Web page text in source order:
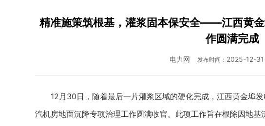
精准施策筑根基，灌浆固本保安全——江西黄
作圆满完成
电力网 发布时间： 2025-12-
12月30日，随着最后一片灌浆区域的硬化完成，江西黄金埠发
汽机房地面沉降专项治理工作圆满收官。此项工作旨在根除因地